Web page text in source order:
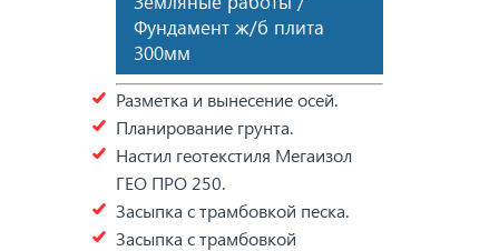
Фундамент ж/б плита
300мм
Разметка и вынесение осей.
Планирование грунта.
Настил геотекстиля Мегаизол
ГЕО ПРО 250.
Засыпка с трамбовкой песка.
Засыпка с трамбовкой